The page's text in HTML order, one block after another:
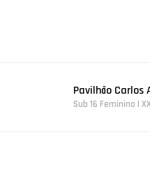
Pavilhão Carlos
Sub 16 Feminino |